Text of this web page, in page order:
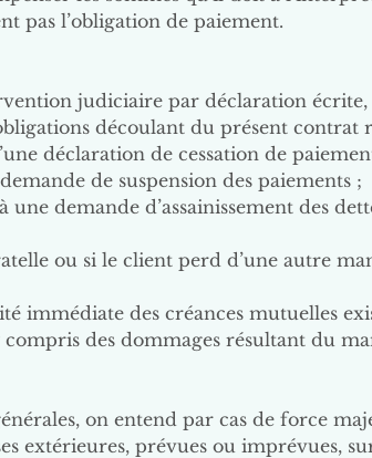
pas l’obligation de paiement.
judiciaire par déclaration
découlant du présent contrat
déclaration de cessation de
de suspension des paiements ;
demande d’assainissement des
ou si le client perd d’une autre
immédiate des créances mutuelles
des dommages résultant du
on entend par cas de force
extérieures, prévues ou imprévues,